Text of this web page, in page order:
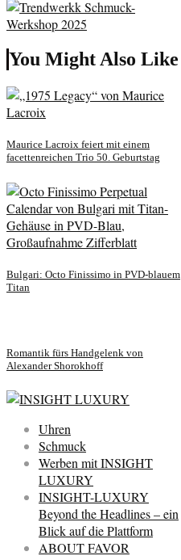
You Might Also Like
Maurice Lacroix feiert mit einem
facettenreichen Trio 50. Geburtstag
Bulgari: Octo Finissimo in PVD-blauem
Titan
Romantik fürs Handgelenk von
Alexander Shorokhoff
Uhren
Schmuck
Werben mit INSIGHT
LUXURY
INSIGHT-LUXURY
Beyond the Headlines – ein
Blick auf die Plattform
ABOUT FAVOR